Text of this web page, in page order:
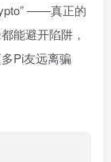
——真正的
能避开陷阱，
Pi友远离骗